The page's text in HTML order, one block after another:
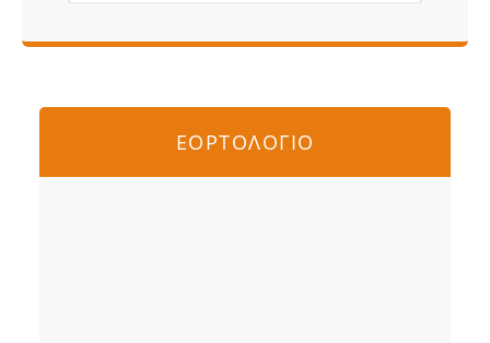
ΕΟΡΤΟΛΟΓΙΟ